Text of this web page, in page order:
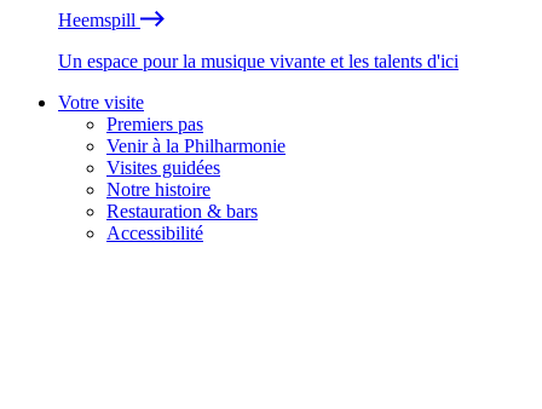
Heemspill
Un espace pour la musique vivante et les talents d'ici
Votre visite
Premiers pas
Venir à la Philharmonie
Visites guidées
Notre histoire
Restauration & bars
Accessibilité